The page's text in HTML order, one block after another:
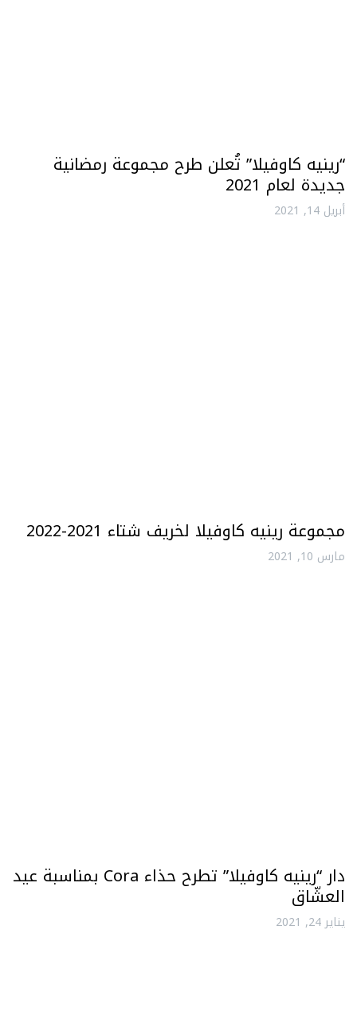
“رينيه كاوفيلا” تُعلن طرح مجموعة رمضانية
جديدة لعام 2021
أبريل 14, 2021
مجموعة رينيه كاوفيلا لخريف شتاء 2021-2022
مارس 10, 2021
دار “رينيه كاوفيلا” تطرح حذاء Cora بمناسبة عيد
العشّاق
يناير 24, 2021